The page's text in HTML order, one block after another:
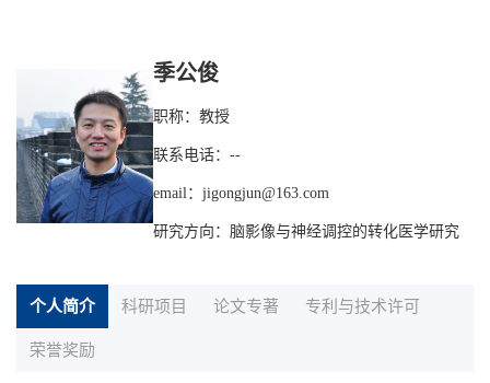
季公俊
职称：教授
联系电话：--
email：jigongjun@163.com
研究方向：脑影像与神经调控的转化医学研究
个人简介 科研项目 论文专著 专利与技术许可
荣誉奖励